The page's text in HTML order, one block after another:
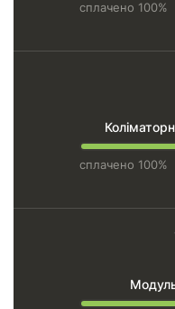
сплачено 100%
сплачено 100%